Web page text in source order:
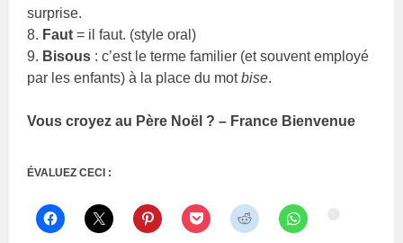
surprise.
8. Faut = il faut. (style oral)
9. Bisous : c’est le terme familier (et souvent employé
par les enfants) à la place du motbise.
Vous croyez au Père Noël ? – France Bienvenue
ÉVALUEZ CECI :